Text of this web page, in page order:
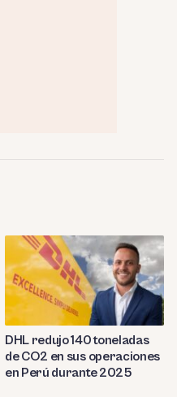
DHL redujo 140 toneladas
de CO2 en sus operaciones
en Perú durante 2025